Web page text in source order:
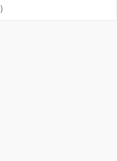
)